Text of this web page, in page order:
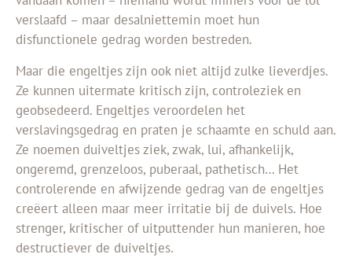
verslaafd – maar desalniettemin moet hun
disfunctionele gedrag worden bestreden.
Maar die engeltjes zijn ook niet altijd zulke lieverdjes.
Ze kunnen uitermate kritisch zijn, controleziek en
geobsedeerd. Engeltjes veroordelen het
verslavingsgedrag en praten je schaamte en schuld aan.
Ze noemen duiveltjes ziek, zwak, lui, afhankelijk,
ongeremd, grenzeloos, puberaal, pathetisch… Het
controlerende en afwijzende gedrag van de engeltjes
creëert alleen maar meer irritatie bij de duivels. Hoe
strenger, kritischer of uitputtender hun manieren, hoe
destructiever de duiveltjes.